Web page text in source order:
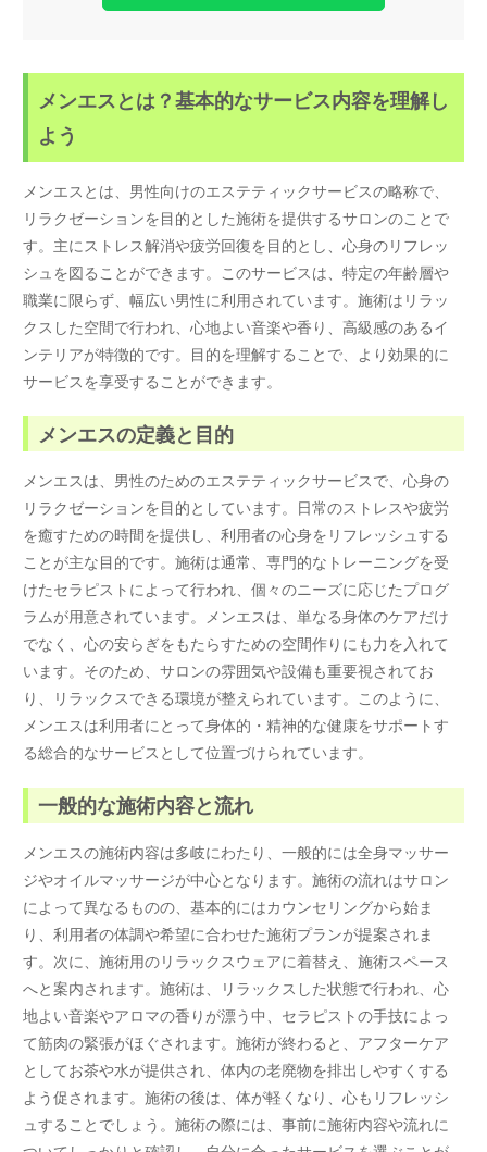
メンエスとは？基本的なサービス内容を理解し
よう
メンエスとは、男性向けのエステティックサービスの略称で、
リラクゼーションを目的とした施術を提供するサロンのことで
す。主にストレス解消や疲労回復を目的とし、心身のリフレッ
シュを図ることができます。このサービスは、特定の年齢層や
職業に限らず、幅広い男性に利用されています。施術はリラッ
クスした空間で行われ、心地よい音楽や香り、高級感のあるイ
ンテリアが特徴的です。目的を理解することで、より効果的に
サービスを享受することができます。
メンエスの定義と目的
メンエスは、男性のためのエステティックサービスで、心身の
リラクゼーションを目的としています。日常のストレスや疲労
を癒すための時間を提供し、利用者の心身をリフレッシュする
ことが主な目的です。施術は通常、専門的なトレーニングを受
けたセラピストによって行われ、個々のニーズに応じたプログ
ラムが用意されています。メンエスは、単なる身体のケアだけ
でなく、心の安らぎをもたらすための空間作りにも力を入れて
います。そのため、サロンの雰囲気や設備も重要視されてお
り、リラックスできる環境が整えられています。このように、
メンエスは利用者にとって身体的・精神的な健康をサポートす
る総合的なサービスとして位置づけられています。
一般的な施術内容と流れ
メンエスの施術内容は多岐にわたり、一般的には全身マッサー
ジやオイルマッサージが中心となります。施術の流れはサロン
によって異なるものの、基本的にはカウンセリングから始ま
り、利用者の体調や希望に合わせた施術プランが提案されま
す。次に、施術用のリラックスウェアに着替え、施術スペース
へと案内されます。施術は、リラックスした状態で行われ、心
地よい音楽やアロマの香りが漂う中、セラピストの手技によっ
て筋肉の緊張がほぐされます。施術が終わると、アフターケア
としてお茶や水が提供され、体内の老廃物を排出しやすくする
よう促されます。施術の後は、体が軽くなり、心もリフレッシ
ュすることでしょう。施術の際には、事前に施術内容や流れに